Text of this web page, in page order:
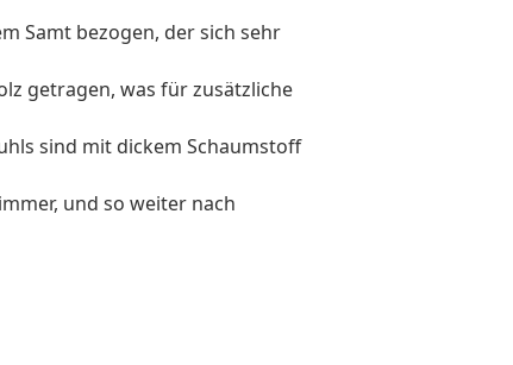
Samt bezogen, der sich sehr
getragen, was für zusätzliche
sind mit dickem Schaumstoff
und so weiter nach